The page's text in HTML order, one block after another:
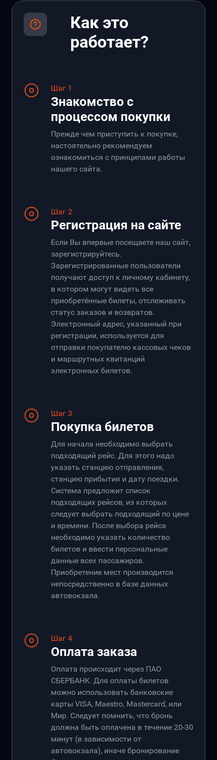
Как это
работает?
Шаг 1
Знакомство с
процессом покупки
Прежде чем приступить к покупке,
настоятельно рекомендуем
ознакомиться с принципами работы
нашего сайта.
Шаг 2
Регистрация на сайте
Если Вы впервые посещаете наш сайт,
зарегистрируйтесь.
Зарегистрированные пользователи
получают доступ к личному кабинету,
в котором могут видеть все
приобретённые билеты, отслеживать
статус заказов и возвратов.
Электронный адрес, указанный при
регистрации, используется для
отправки покупателю кассовых чеков
и маршрутных квитанций
электронных билетов.
Шаг 3
Покупка билетов
Для начала необходимо выбрать
подходящий рейс. Для этого надо
указать станцию отправления,
станцию прибытия и дату поездки.
Система предложит список
подходящих рейсов, из которых
следует выбрать подходящий по цене
и времени. После выбора рейса
необходимо указать количество
билетов и ввести персональные
данные всех пассажиров.
Приобретение мест производится
непосредственно в базе данных
автовокзала.
Шаг 4
Оплата заказа
Оплата происходит через ПАО
СБЕРБАНК. Для оплаты билетов
можно использовать банковские
карты VISA, Maestro, Mastercard, или
Мир. Следует помнить, что бронь
должна быть оплачена в течение 20-30
минут (в зависимости от
автовокзала), иначе бронирование